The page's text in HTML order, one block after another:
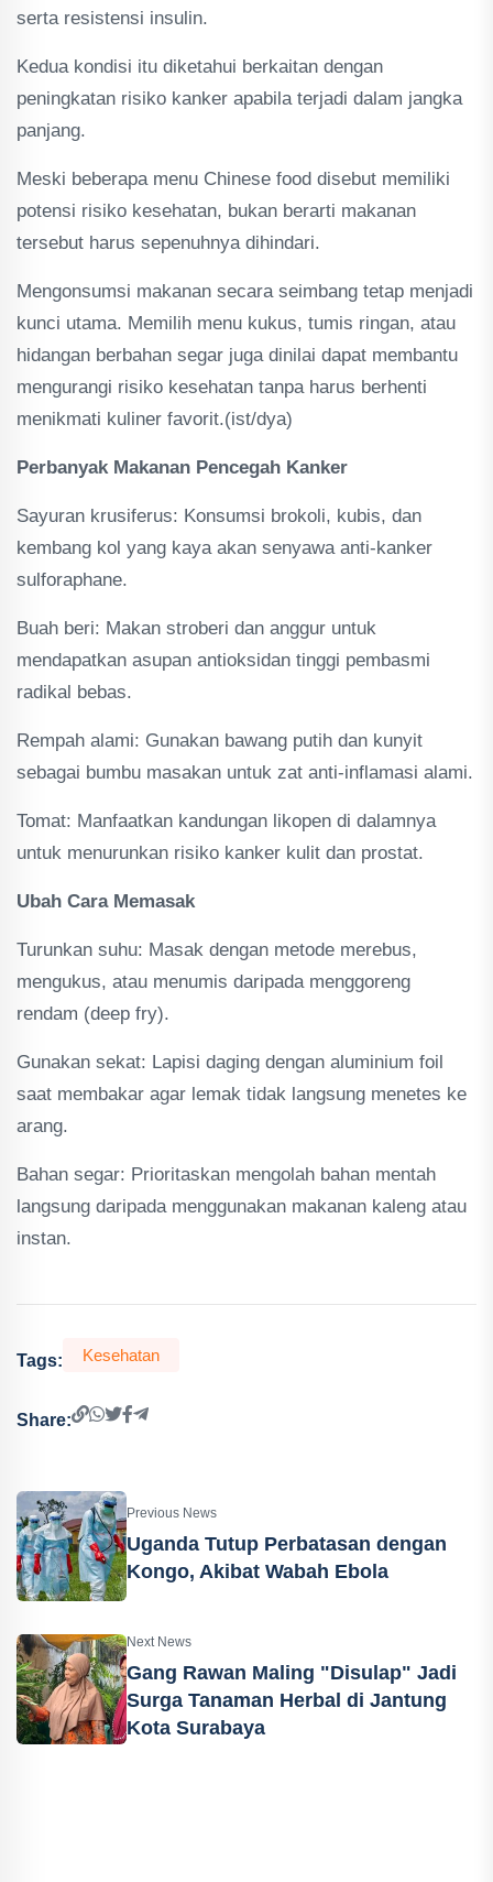
serta resistensi insulin.
Kedua kondisi itu diketahui berkaitan dengan
peningkatan risiko kanker apabila terjadi dalam jangka
panjang.
Meski beberapa menu Chinese food disebut memiliki
potensi risiko kesehatan, bukan berarti makanan
tersebut harus sepenuhnya dihindari.
Mengonsumsi makanan secara seimbang tetap menjadi
kunci utama. Memilih menu kukus, tumis ringan, atau
hidangan berbahan segar juga dinilai dapat membantu
mengurangi risiko kesehatan tanpa harus berhenti
menikmati kuliner favorit.(ist/dya)
Perbanyak Makanan Pencegah Kanker
Sayuran krusiferus: Konsumsi brokoli, kubis, dan
kembang kol yang kaya akan senyawa anti-kanker
sulforaphane.
Buah beri: Makan stroberi dan anggur untuk
mendapatkan asupan antioksidan tinggi pembasmi
radikal bebas.
Rempah alami: Gunakan bawang putih dan kunyit
sebagai bumbu masakan untuk zat anti-inflamasi alami.
Tomat: Manfaatkan kandungan likopen di dalamnya
untuk menurunkan risiko kanker kulit dan prostat.
Ubah Cara Memasak
Turunkan suhu: Masak dengan metode merebus,
mengukus, atau menumis daripada menggoreng
rendam (deep fry).
Gunakan sekat: Lapisi daging dengan aluminium foil
saat membakar agar lemak tidak langsung menetes ke
arang.
Bahan segar: Prioritaskan mengolah bahan mentah
langsung daripada menggunakan makanan kaleng atau
instan.
Tags: Kesehatan
Share:
Previous News
Uganda Tutup Perbatasan dengan
Kongo, Akibat Wabah Ebola
Next News
Gang Rawan Maling "Disulap" Jadi
Surga Tanaman Herbal di Jantung
Kota Surabaya